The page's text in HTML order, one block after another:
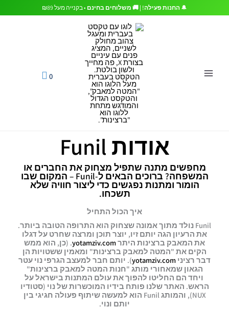
🔔 החנות פעילה! | 🚚 משלוחים בחינם • בקנייה מעל ₪89
0
אודות Funil
מחפשים מתנה שתפיל מצחוק את החברים או
המשפחה? ברוכים הבאים ל-Funil – המקום שבו
הומור ומתנות נפגשים כדי ליצור חוויה שלא
תשכחו.
איך הכול התחיל
Funil נולד מתוך אמונה שצחוק הוא התרופה הטובה ביותר.
את הרעיון הגה יותם זיו, יוצר תוכן ומרצה שחרט על דגלו
את המאבק ברצינות היתרyotamziv.com. (כן, הוא ממש
הקים את "המטה למאבק ברצינות" ומאמין ששטויות הן
דבר רציני yotamziv.com). יותם חבר למעצב הגרפי נוי עטר
הגאון שמאחורי מותג "חנות המטה למאבק ברצינות"
ויחד הם החליטו להפוך את עולם המתנות בישראל על
הראש. האתר שלנו פותח בידיו המוכשרות של נוי (סטודיו
NUX), והמותג Funil הוא למעשה שיתוף פעולה חגיגי בין
יותם ונוי.